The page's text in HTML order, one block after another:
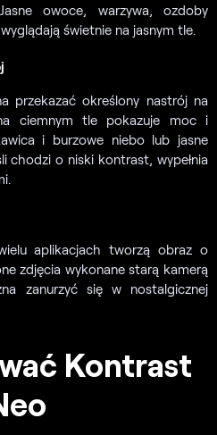
owoce, warzywa, ozdoby
świetnie na jasnym tle.
przekazać określony nastrój na
ciemnym tle pokazuje moc i
i burzowe niebo lub jasne
chodzi o niski kontrast, wypełnia
aplikacjach tworzą obraz o
zdjęcia wykonane starą kamerą
zanurzyć się w nostalgicznej
Kontrast